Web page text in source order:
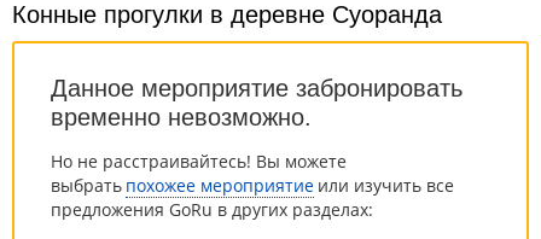
Данное мероприятие забронировать
временно невозможно.
Но не расстраивайтесь! Вы можете
выбрать похожее мероприятие или изучить все
предложения GoRu в других разделах:
Конные прогулки в деревне Суоранда